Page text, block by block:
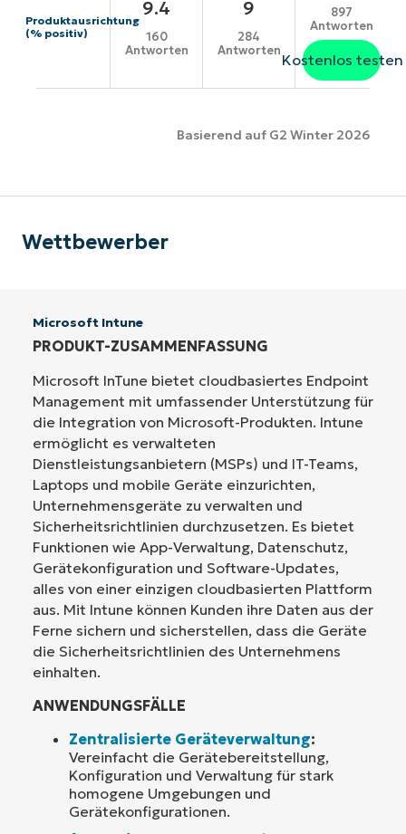
Produktausrichtung
(% positiv)
9.4
160
Antworten
9
284
Antworten
897
Antworten
Kostenlos testen
Basierend auf G2 Winter 2026
Wettbewerber
Microsoft Intune
PRODUKT-ZUSAMMENFASSUNG
Microsoft InTune bietet cloudbasiertes Endpoint
Management mit umfassender Unterstützung für
die Integration von Microsoft-Produkten. Intune
ermöglicht es verwalteten
Dienstleistungsanbietern (MSPs) und IT-Teams,
Laptops und mobile Geräte einzurichten,
Unternehmensgeräte zu verwalten und
Sicherheitsrichtlinien durchzusetzen. Es bietet
Funktionen wie App-Verwaltung, Datenschutz,
Gerätekonfiguration und Software-Updates,
alles von einer einzigen cloudbasierten Plattform
aus. Mit Intune können Kunden ihre Daten aus der
Ferne sichern und sicherstellen, dass die Geräte
die Sicherheitsrichtlinien des Unternehmens
einhalten.
ANWENDUNGSFÄLLE
Zentralisierte Geräteverwaltung:
Vereinfacht die Gerätebereitstellung,
Konfiguration und Verwaltung für stark
homogene Umgebungen und
Gerätekonfigurationen.